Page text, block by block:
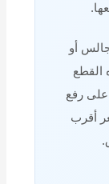
أو
القطع
على رفع
أقرب